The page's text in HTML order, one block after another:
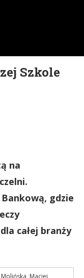
Szkole
na
Bankową, gdzie
całej branży